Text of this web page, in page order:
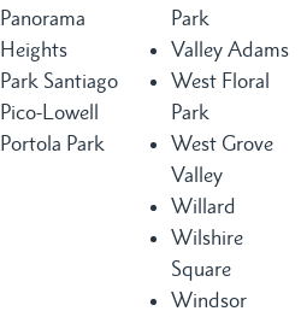
Panorama
Heights
Park Santiago
Pico-Lowell
Portola Park
Park
Valley Adams
West Floral
Park
West Grove
Valley
Willard
Wilshire
Square
Windsor